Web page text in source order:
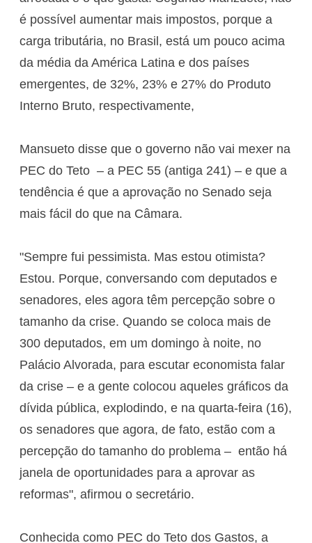
é possível aumentar mais impostos, porque a
carga tributária, no Brasil, está um pouco acima
da média da América Latina e dos países
emergentes, de 32%, 23% e 27% do Produto
Interno Bruto, respectivamente,
Mansueto disse que o governo não vai mexer na
PEC do Teto – a PEC 55 (antiga 241) – e que a
tendência é que a aprovação no Senado seja
mais fácil do que na Câmara.
"Sempre fui pessimista. Mas estou otimista?
Estou. Porque, conversando com deputados e
senadores, eles agora têm percepção sobre o
tamanho da crise. Quando se coloca mais de
300 deputados, em um domingo à noite, no
Palácio Alvorada, para escutar economista falar
da crise – e a gente colocou aqueles gráficos da
dívida pública, explodindo, e na quarta-feira (16),
os senadores que agora, de fato, estão com a
percepção do tamanho do problema – então há
janela de oportunidades para a aprovar as
reformas", afirmou o secretário.
Conhecida como PEC do Teto dos Gastos, a